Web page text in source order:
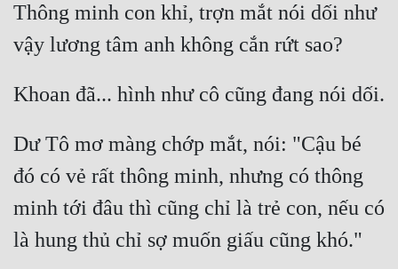
Thông minh con khỉ, trợn mắt nói dối như
Dư Tô mơ màng chớp mắt, nói: "Cậu bé
đó có vẻ rất thông minh, nhưng có thông
minh tới đâu thì cũng chỉ là trẻ con, nếu có